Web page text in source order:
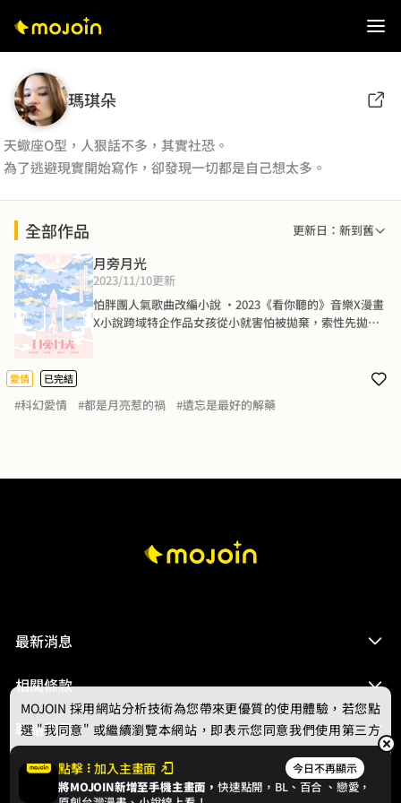
瑪琪朵
天蠍座O型，人狠話不多，其實社恐。
為了逃避現實開始寫作，卻發現一切都是自己想太多。
全部作品 更新日：新到舊
月旁月光
2023/11/10更新
怕胖團人氣歌曲改編小說 ‧2023《看你聽的》音樂X漫畫
X小說跨域特企作品女孩從小就害怕被拋棄，索性先拋棄
速。樂手說他寫了一首歌要獻給初戀，她很不是滋味，原
那個男孩，以及日常相處的點點滴滴，只依稀記得兩人當
遇見那名樂手，兩人迅速甜蜜相戀，然而根植於女孩內心
愛情 已完結
#科幻愛情 #都是月亮惹的禍 #遺忘是最好的解藥
最新消息
相關條款
聯絡我們
點擊 加入主畫面 今日不再顯示
將MOJOIN新增至手機主畫面，快速點開，BL、 百合 、戀愛，
MOJOIN 採用網站分析技術為您帶來更優質的使用體驗，若您點
選 "我同意" 或繼續瀏覽本網站，即表示您同意我們使用第三方
Cookie，欲瞭解更多資訊請見隱私權政策。
我同意